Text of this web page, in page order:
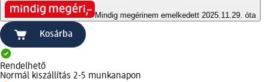
Mindig megérinem emelkedett 2025.11.29. óta
Kosárba
Rendelhető
Normál kiszállítás 2-5 munkanapon